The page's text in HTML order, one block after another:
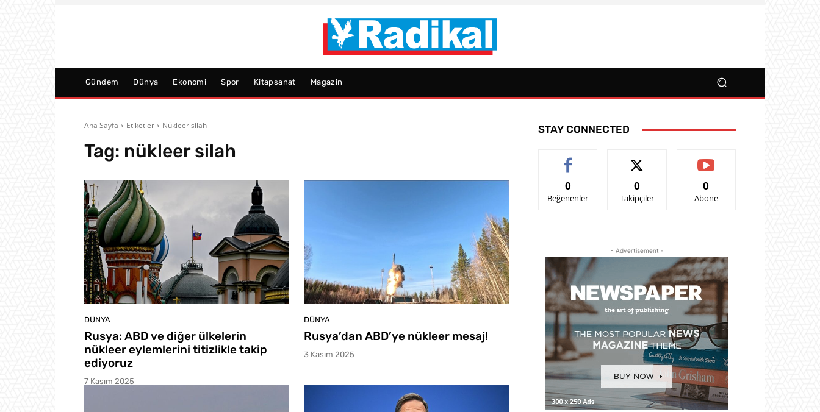
Gündem Dünya Ekonomi Spor Kitapsanat Magazin
Ana Sayfa Etiketler Nükleer silah
Tag: nükleer silah
DÜNYA
Rusya: ABD ve diğer ülkelerin
nükleer eylemlerini titizlikle takip
ediyoruz
7 Kasım 2025
DÜNYA
Rusya’dan ABD’ye nükleer mesaj!
3 Kasım 2025
STAY CONNECTED
0
Beğenenler
0
Takipçiler
0
Abone
- Advertisement -